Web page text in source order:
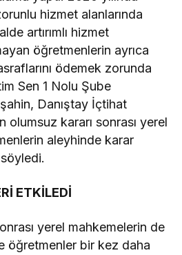
hizmet alanlarında
artırımlı hizmet
öğretmenlerin ayrıca
ödemek zorunda
Sen 1 Nolu Şube
Danıştay İçtihat
olumsuz kararı sonrası yerel
aleyhinde karar
söyledi.
ETKİLEDİ
yerel mahkemelerin de
öğretmenler bir kez daha